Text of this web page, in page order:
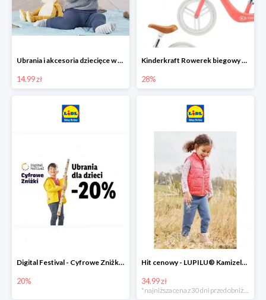
Ubrania i akcesoria dziecięce w Lidlu Online od 14,99 zł
14.99 zł
Kinderkraft Rowerek biegowy Fly
28%
Digital Festival - Cyfrowe Zniżki Ubrania dla dzieci w Lidlu -20%
20%
Hit cenowy - LUPILU® Kamizelka pikowana dziewczęca
34.99 zł